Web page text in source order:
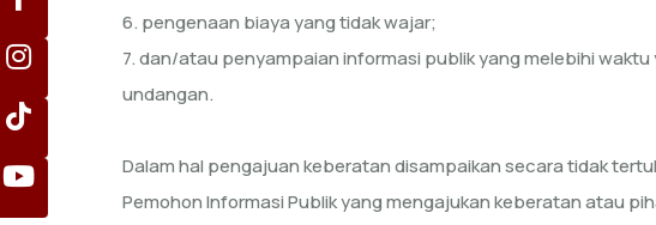
6. pengenaan biaya yang tidak wajar;
7. dan/atau penyampaian informasi publik yang melebihi
undangan.
Dalam hal pengajuan keberatan disampaikan secara tidak
Pemohon Informasi Publik yang mengajukan keberatan atau